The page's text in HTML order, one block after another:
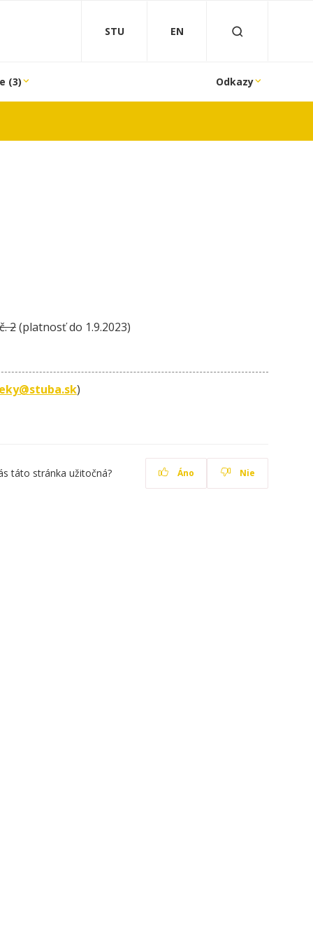
STU EN
(3) Odkazy
2(platnosť do 1.9.2023)
)
táto stránka užitočná? Áno Nie